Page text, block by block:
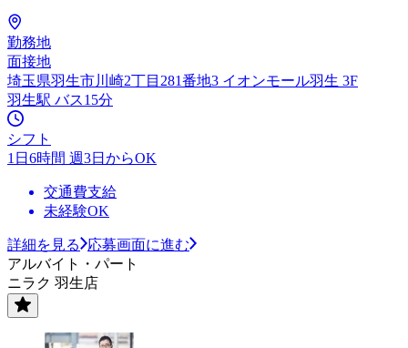
勤務地
面接地
埼玉県羽生市川崎2丁目281番地3 イオンモール羽生 3F
羽生駅 バス15分
シフト
1日6時間 週3日からOK
交通費支給
未経験OK
詳細を見る
応募画面に進む
アルバイト・パート
ニラク 羽生店